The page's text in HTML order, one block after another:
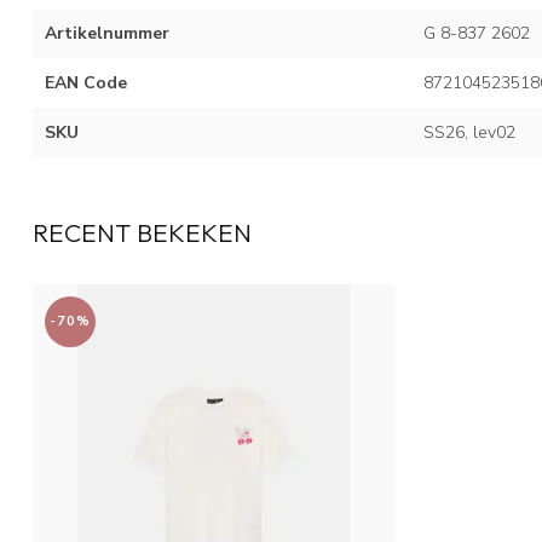
Artikelnummer G 8-837 2602
EAN Code
SKU SS26, lev02
RECENT BEKEKEN
-70%